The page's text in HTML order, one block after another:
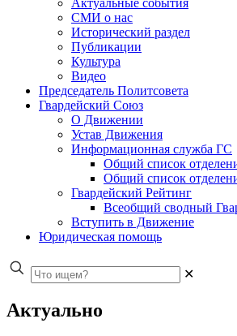
Актуальные события
СМИ о нас
Исторический раздел
Публикации
Культура
Видео
Председатель Политсовета
Гвардейский Союз
О Движении
Устав Движения
Информационная служба ГС
Общий список
Общий список
Гвардейский Рейтинг
Всеобщий сводный
Вступить в Движение
Юридическая помощь
✕
Актуально